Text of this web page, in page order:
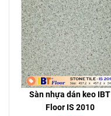
Sàn nhựa dán keo IBT
Floor IS 2010